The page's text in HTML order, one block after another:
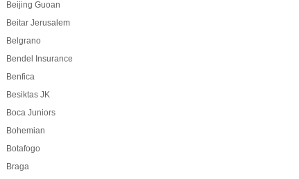
Beijing Guoan
Beitar Jerusalem
Belgrano
Bendel Insurance
Benfica
Besiktas JK
Boca Juniors
Bohemian
Botafogo
Braga